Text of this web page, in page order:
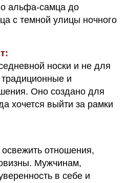
альфа-самца до
с темной улицы ночного
носки и не для
традиционные и
Оно создано для
хочется выйти за рамки
отношения,
Мужчинам,
в себе и